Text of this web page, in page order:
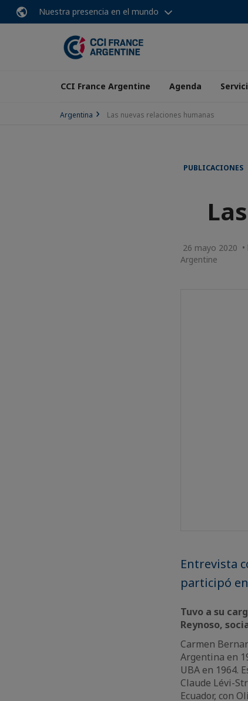
Nuestra presencia en el mundo
CCI France Argentine Agenda
Argentina Las nuevas relaciones humanas
PUBLICACIONES
26 mayo 2020 •
Argentine
Entrevista
participó
Tuvo a su
Reynoso,
Carmen
Argentina en
UBA en 1964.
Claude Lévi-
Ecuador, con